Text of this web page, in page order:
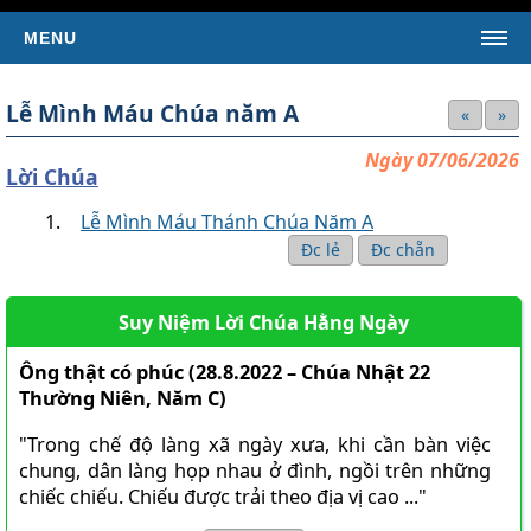
MENU
Tin Giáo Hội Hoàn Vũ
Tin Giáo Hội Việt Nam
KINH THÁNH
SÁCH TÂN ƯỚC
Kinh Thánh Tân Ước (Bản dịch của LM Nguyễn Thế
Thuấn)
Kinh Thánh Tân Ước (Bản dịch Việt ngữ của Nhóm Phiên
Dịch Các Giờ Kinh Phụng Vụ)
SÁCH CỰU ƯỚC
Lễ Mình Máu Chúa năm A »
«
Ngày 07/06/2026
Lời Chúa
Lễ Mình Máu Thánh Chúa Năm A
Đc chẵn
Đc lẻ
Suy Niệm Lời Chúa Hằng Ngày
Ông thật có phúc (28.8.2022 – Chúa Nhật 22
Thường Niên, Năm C)
"Trong chế độ làng xã ngày xưa, khi cần bàn việc
chung, dân làng họp nhau ở đình, ngồi trên những
chiếc chiếu. Chiếu được trải theo địa vị cao ..."